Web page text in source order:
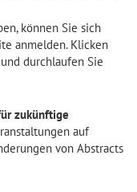
können Sie sich
anmelden. Klicken
durchlaufen Sie
zukünftige
auf
von Abstracts